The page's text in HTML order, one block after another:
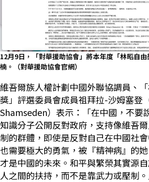
12月9日，「對華援助協會」將本年度「林昭自
楠。（對華援助協會官網）
維吾爾族人權計劃中國外聯協調員、
獎」評選委員會成員祖拜拉-沙姆塞登
Shamseden）表示：「在中國，不要
知識分子公開反對政府，支持像維吾
制的群體，即使是反對自己在中國社會
也需要極大的勇氣，被『精神病』的她
才是中國的未來。和平與繁榮其實源
人之間的扶持，而不是靠武力或壓制。